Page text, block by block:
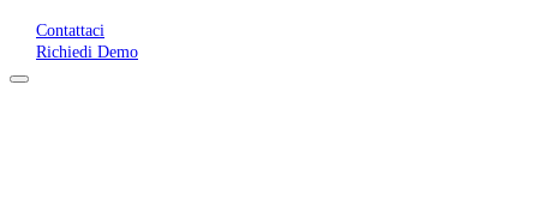
Contattaci
Richiedi Demo